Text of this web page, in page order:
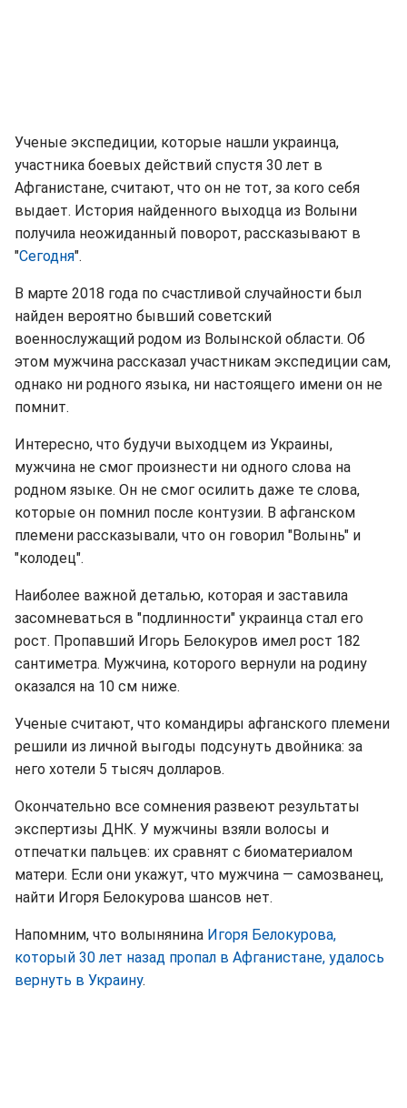
Ученые экспедиции, которые нашли украинца,
участника боевых действий спустя 30 лет в
Афганистане, считают, что он не тот, за кого себя
выдает. История найденного выходца из Волыни
получила неожиданный поворот, рассказывают в
"Сегодня".
В марте 2018 года по счастливой случайности был
найден вероятно бывший советский
военнослужащий родом из Волынской области. Об
этом мужчина рассказал участникам экспедиции сам,
однако ни родного языка, ни настоящего имени он не
помнит.
Интересно, что будучи выходцем из Украины,
мужчина не смог произнести ни одного слова на
родном языке. Он не смог осилить даже те слова,
которые он помнил после контузии. В афганском
племени рассказывали, что он говорил "Волынь" и
"колодец".
Наиболее важной деталью, которая и заставила
засомневаться в "подлинности" украинца стал его
рост. Пропавший Игорь Белокуров имел рост 182
сантиметра. Мужчина, которого вернули на родину
оказался на 10 см ниже.
Ученые считают, что командиры афганского племени
решили из личной выгоды подсунуть двойника: за
него хотели 5 тысяч долларов.
Окончательно все сомнения развеют результаты
экспертизы ДНК. У мужчины взяли волосы и
отпечатки пальцев: их сравнят с биоматериалом
матери. Если они укажут, что мужчина — самозванец,
найти Игоря Белокурова шансов нет.
Напомним, что волынянина Игоря Белокурова,
который 30 лет назад пропал в Афганистане, удалось
вернуть в Украину.